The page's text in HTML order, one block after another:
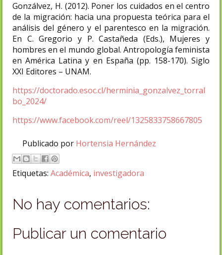
Gonzálvez, H. (2012). Poner los cuidados en el centro
de la migración: hacia una propuesta teórica para el
análisis del género y el parentesco en la migración.
En C. Gregorio y P. Castañeda (Eds.), Mujeres y
hombres en el mundo global. Antropología feminista
en América Latina y en España (pp. 158-170). Siglo
XXI Editores – UNAM.
https://doctorado.esoc.cl/herminia_gonzalvez_torral
bo_2024/
https://www.facebook.com/reel/1325833758667805
Publicado por Hortensia Hernández
Etiquetas: Académica, investigadora
No hay comentarios:
Publicar un comentario